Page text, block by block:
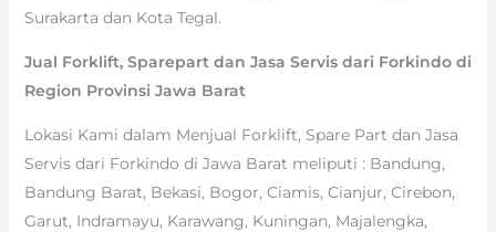
Surakarta dan Kota Tegal.
Jual Forklift, Sparepart dan Jasa Servis dari Forkindo di
Region Provinsi Jawa Barat
Lokasi Kami dalam Menjual Forklift, Spare Part dan Jasa
Servis dari Forkindo di Jawa Barat meliputi : Bandung,
Bandung Barat, Bekasi, Bogor, Ciamis, Cianjur, Cirebon,
Garut, Indramayu, Karawang, Kuningan, Majalengka,